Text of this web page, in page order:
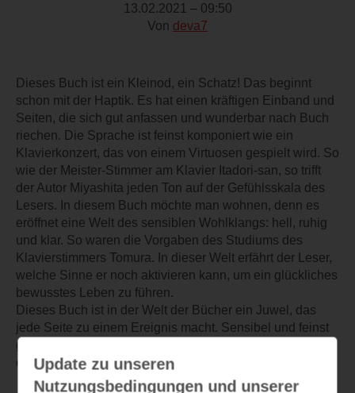
13.02.2021 – 09:50
Von deva7
Dieses Buch ist ein Kleinod, ein Schatz! Das beginnt
schon mit der Haptik. Es hat einen kräftigen Einband und
Seiten, die sich gut anfassen und wunderbar nach Buch
riechen. Die Sprache ist feinst komponiert wie ein
Klavierkonzert, das von einem Virtuosen gespielt wird. So
wie der Meister-Stimmer am Klavier Itadori-san, so trifft
der Autor Miyashita jeden Ton auf der Gefühlsskala des
Lesers. In diesem Buch möchte man wohnen, denn es
eröffnet eine Welt des sensiblen Wohlklangs: hell, ruhig
und klar. So waren die Vorgaben des Studiums des
Klavierstimmers Tomura. In dieser Welt erfährt der Leser,
welche Sinne er noch aktivieren kann, um ein glückliches
bewusstes Leben zu führen.
Dieses Buch ist in der Welt der Bücher ein Juwel, das
jede Seite zu einem Ereignis macht. Sensibel und feinst
gemeißelt die Sprache und doch mit großer Leichtigkeit
eines Literaten. Herrlich!
Update zu unseren
Nutzungsbedingungen und unserer